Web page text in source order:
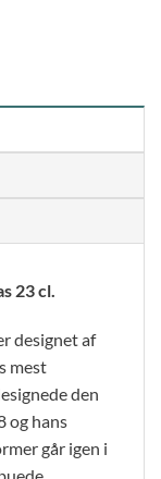
23 cl.
designet af
mest
den
og hans
går igen i